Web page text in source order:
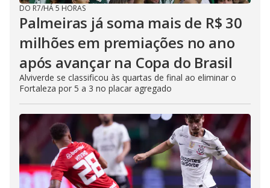
DO R7/HÁ 5 HORAS
Palmeiras já soma mais de R$ 30
milhões em premiações no ano
após avançar na Copa do Brasil
Alviverde se classificou às quartas de final ao eliminar o
Fortaleza por 5 a 3 no placar agregado